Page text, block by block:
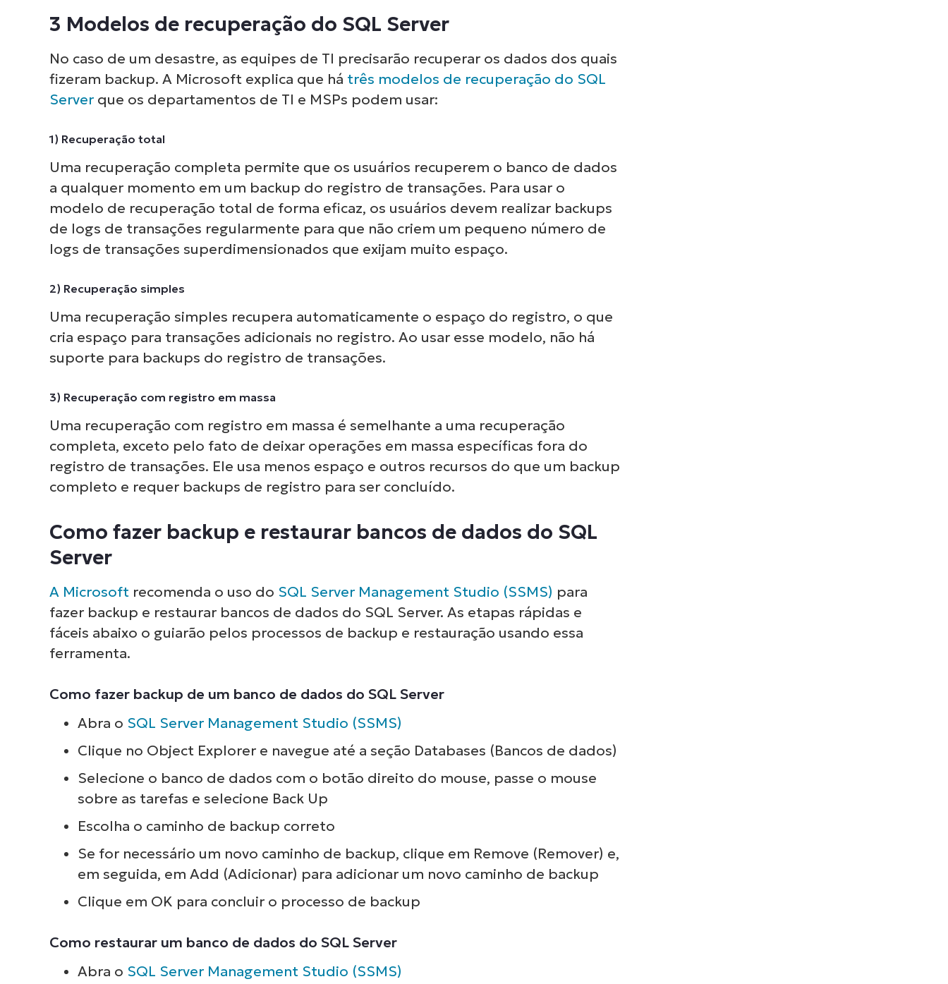
3 Modelos de recuperação do SQL Server
No caso de um desastre, as equipes de TI precisarão recuperar os dados dos quais
fizeram backup. A Microsoft explica que há três modelos de recuperação do SQL
Serverque os departamentos de TI e MSPs podem usar:
1) Recuperação total
Uma recuperação completa permite que os usuários recuperem o banco de dados
a qualquer momento em um backup do registro de transações. Para usar o
modelo de recuperação total de forma eficaz, os usuários devem realizar backups
de logs de transações regularmente para que não criem um pequeno número de
logs de transações superdimensionados que exijam muito espaço.
2) Recuperação simples
Uma recuperação simples recupera automaticamente o espaço do registro, o que
cria espaço para transações adicionais no registro. Ao usar esse modelo, não há
suporte para backups do registro de transações.
3) Recuperação com registro em massa
Uma recuperação com registro em massa é semelhante a uma recuperação
completa, exceto pelo fato de deixar operações em massa específicas fora do
registro de transações. Ele usa menos espaço e outros recursos do que um backup
completo e requer backups de registro para ser concluído.
Como fazer backup e restaurar bancos de dados do SQL
Server
A Microsoftrecomenda o uso do SQL Server Management Studio (SSMS) para
fazer backup e restaurar bancos de dados do SQL Server. As etapas rápidas e
fáceis abaixo o guiarão pelos processos de backup e restauração usando essa
ferramenta.
Como fazer backup de um banco de dados do SQL Server
Abra o SQL Server Management Studio (SSMS)
Clique no Object Explorer e navegue até a seção Databases (Bancos de dados)
Selecione o banco de dados com o botão direito do mouse, passe o mouse
sobre as tarefas e selecione Back Up
Escolha o caminho de backup correto
Se for necessário um novo caminho de backup, clique em Remove (Remover) e,
em seguida, em Add (Adicionar) para adicionar um novo caminho de backup
Clique em OK para concluir o processo de backup
Como restaurar um banco de dados do SQL Server
Abra o SQL Server Management Studio (SSMS)
Navegue por nossas demonstrações sob demanda para
ver como o software NinjaOne simplifica as tarefas mais
rotineiras e trabalhosas da TI, como gerenciamento de
endpoints, aplicação de patches, MDM, tickets de
helpdesk e muito mais!